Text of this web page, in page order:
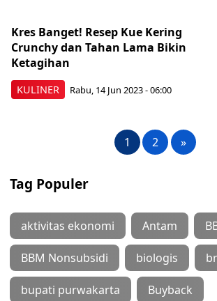
KULINER
Kres Banget! Resep Kue Kering
Crunchy dan Tahan Lama Bikin
Ketagihan
Rabu, 14 Jun 2023 - 06:00
1 2 »
Tag Populer
aktivitas ekonomi Antam
BBM Nonsubsidi biologis
bupati purwakarta Buyback